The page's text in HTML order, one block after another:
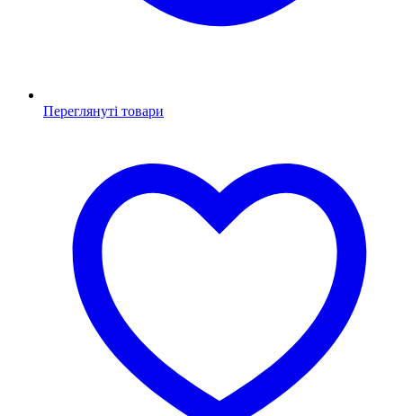
Переглянуті товари